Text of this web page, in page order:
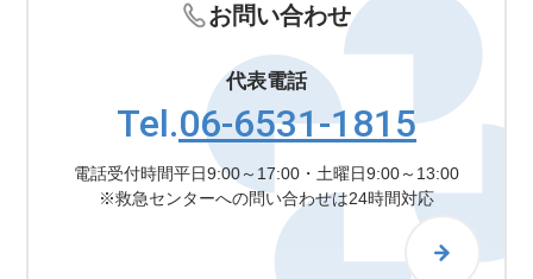
お問い合わせ
代表電話
Tel.06-6531-1815
電話受付時間平日9:00～17:00・土曜日9:00～13:00
※救急センターへの問い合わせは24時間対応